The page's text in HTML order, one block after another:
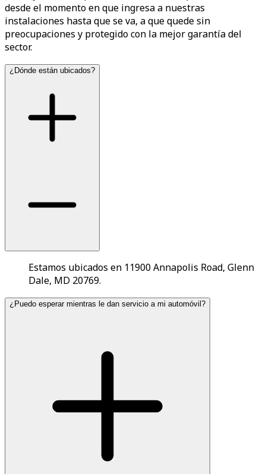
desde el momento en que ingresa a nuestras
instalaciones hasta que se va, a que quede sin
preocupaciones y protegido con la mejor garantía del
sector.
¿Dónde están ubicados?
Estamos ubicados en 11900 Annapolis Road, Glenn
Dale, MD 20769.
¿Puedo esperar mientras le dan servicio a mi automóvil?